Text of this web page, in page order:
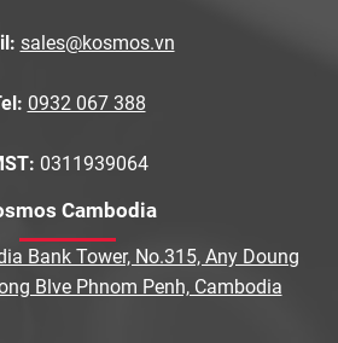
sales@kosmos.vn
0932 067 388
0311939064
Cambodia
Bank Tower, No.315, Any Doung
Blve Phnom Penh, Cambodia